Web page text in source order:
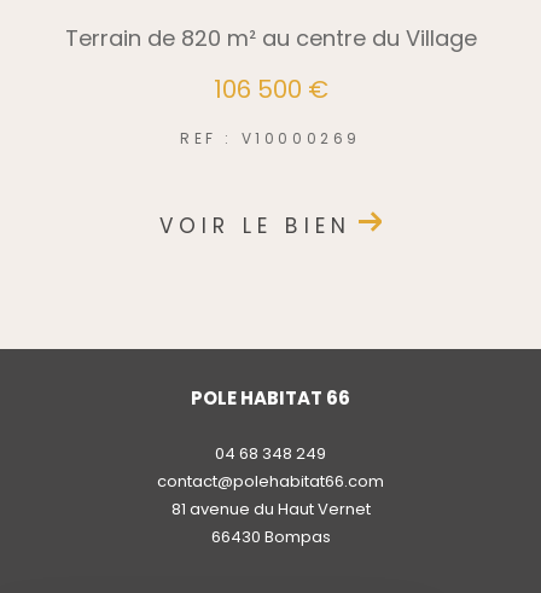
Terrain de 820 m² au centre du Village
106 500 €
REF : V10000269
VOIR LE BIEN
POLE HABITAT 66
04 68 348 249
contact@polehabitat66.com
81 avenue du Haut Vernet
66430
bompas